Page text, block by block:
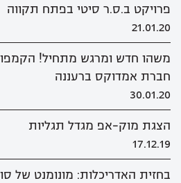
פרויקט ב.ס.ר סיטי בפתח תקווה
21.01.20
משהו חדש ומרגש מתחיל!
חברת אמדוקס ברעננה
30.01.20
הצגת מוק-אפ מגדל תגליות
17.12.19
בחזית האדריכלות: מונומנט של